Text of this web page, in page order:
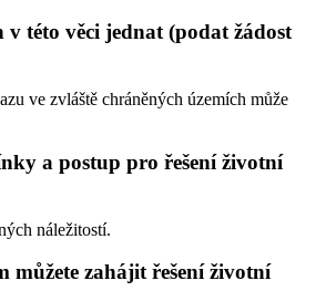
této věci jednat (podat žádost
ve zvláště chráněných územích může
a postup pro řešení životní
náležitostí.
můžete zahájit řešení životní